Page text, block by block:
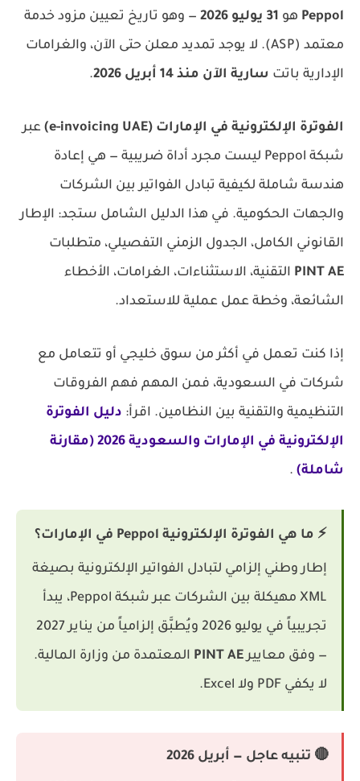
Peppol هو 31 يوليو 2026
— وهو تاريخ تعيين مزود خدمة
معتمد (ASP). لا يوجد تمديد معلن حتى الآن، والغرامات
الإدارية باتت سارية الآن منذ 14 أبريل 2026 .
الفوترة الإلكترونية في الإمارات (e-invoicing UAE)
عبر
شبكة Peppol ليست مجرد أداة ضريبية — هي إعادة
هندسة شاملة لكيفية تبادل الفواتير بين الشركات
والجهات الحكومية. في هذا الدليل الشامل ستجد: الإطار
القانوني الكامل، الجدول الزمني التفصيلي، متطلبات
PINT AE التقنية، الاستثناءات، الغرامات، الأخطاء
الشائعة، وخطة عمل عملية للاستعداد.
إذا كنت تعمل في أكثر من سوق خليجي أو تتعامل مع
شركات في السعودية، فمن المهم فهم الفروقات
التنظيمية والتقنية بين النظامين. اقرأ: دليل الفوترة
الإلكترونية في الإمارات والسعودية 2026 (مقارنة
شاملة) .
⚡ ما هي الفوترة الإلكترونية Peppol في الإمارات؟
إطار وطني إلزامي لتبادل الفواتير الإلكترونية بصيغة
XML مهيكلة بين الشركات عبر شبكة Peppol، يبدأ
تجريبياً في يوليو 2026 ويُطبَّق إلزامياً من يناير 2027
— وفق معاييرPINT AE المعتمدة من وزارة المالية.
لا يكفي PDF ولا Excel.
🔴 تنبيه عاجل — أبريل 2026